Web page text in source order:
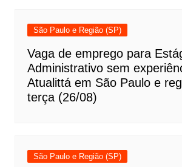
São Paulo e Região (SP)
Vaga de emprego para
Administrativo sem
Atualittá em São Paulo e
terça (26/08)
São Paulo e Região (SP)